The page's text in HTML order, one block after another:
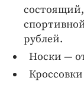
рублей.
Носки —